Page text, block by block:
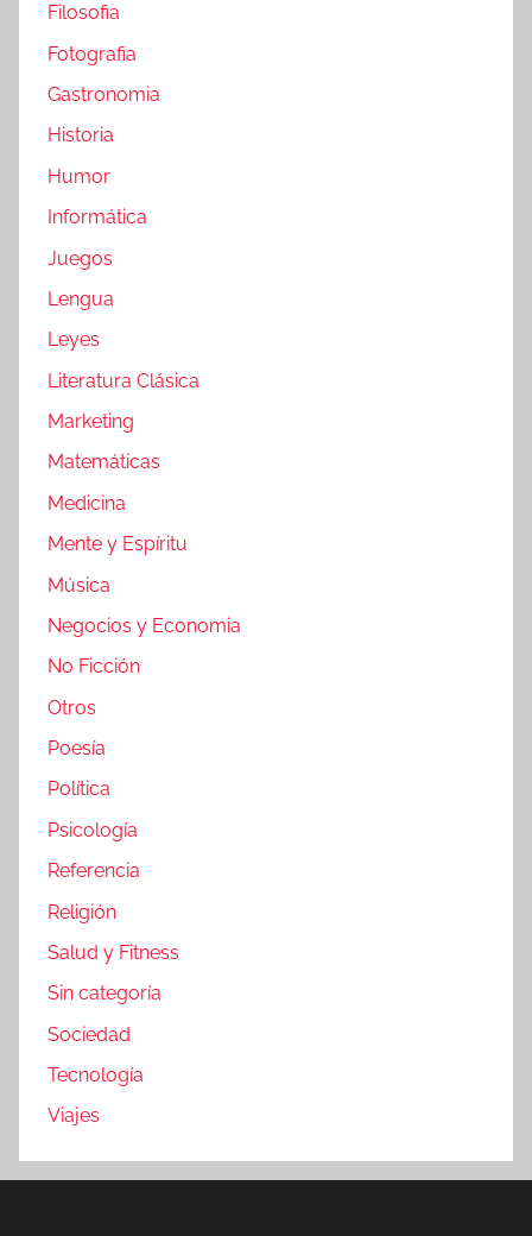
Filosofia
Fotografia
Gastronomia
Historia
Humor
Informática
Juegos
Lengua
Leyes
Literatura Clásica
Marketing
Matemáticas
Medicina
Mente y Espíritu
Música
Negocios y Economia
No Ficción
Otros
Poesía
Política
Psicología
Referencia
Religión
Salud y Fitness
Sin categoría
Sociedad
Tecnología
Viajes